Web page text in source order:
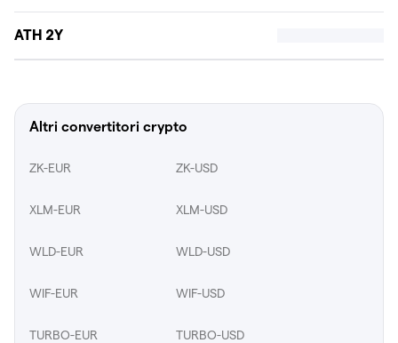
ATH 2Y
Altri convertitori crypto
ZK-EUR ZK-USD
XLM-EUR XLM-USD
WLD-EUR WLD-USD
WIF-EUR WIF-USD
TURBO-EUR TURBO-USD